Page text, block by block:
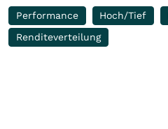
Performance Hoch/Tief
Renditeverteilung